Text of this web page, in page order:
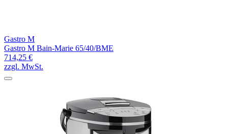
Gastro M
Gastro M Bain-Marie 65/40/BME
714,25 €
zzgl. MwSt.